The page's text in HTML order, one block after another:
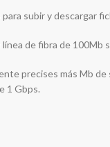
subir y descargar
de fibra de
precises más Mb
1 Gbps.